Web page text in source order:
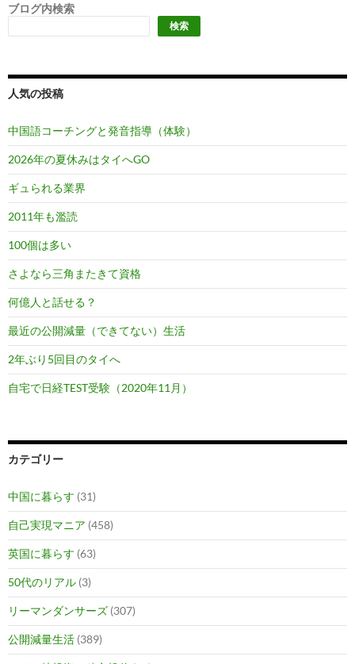
ブログ内検索
検索
人気の投稿
中国語コーチングと発音指導（体験）
2026年の夏休みはタイへGO
ギュられる業界
2011年も濫読
100個は多い
さよなら三角またきて資格
何億人と話せる？
最近の公開減量（できてない）生活
2年ぶり5回目のタイへ
自宅で日経TEST受験（2020年11月）
カテゴリー
中国に暮らす (31)
自己実現マニア (458)
英国に暮らす (63)
50代のリアル (3)
リーマンダンサーズ (307)
公開減量生活 (389)